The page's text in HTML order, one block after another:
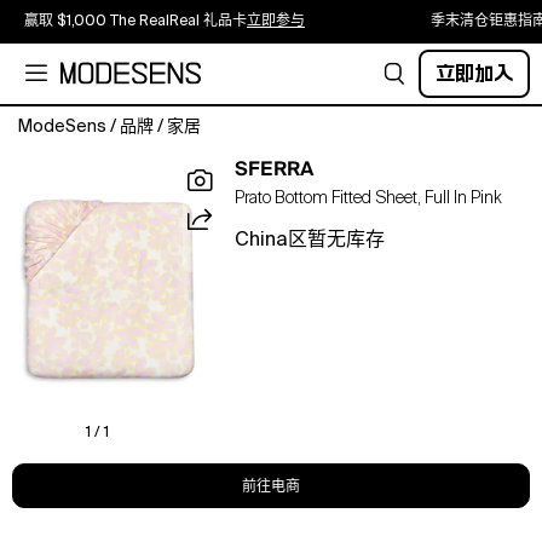
赢取 $1,000 The RealReal 礼品卡立即参与 季末清仓钜惠指
立即加入
ModeSens / 品牌 / 家居
Bottom
Fitted
Sheet,
Full.Color:Carnation.Material:100%
cotton.
1 / 1
SFERRA
Prato Bottom Fitted Sheet, Full In Pink
China区暂无库存
前往电商